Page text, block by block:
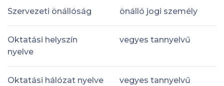
Szervezeti önállóság önálló jogi személy
Oktatási helyszín
nyelve
vegyes tannyelvű
Oktatási hálózat nyelve
vegyes tannyelvű